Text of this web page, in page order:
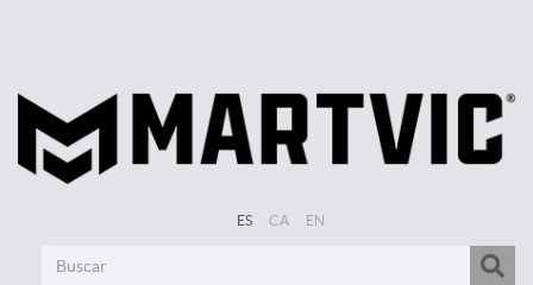
ES CA EN